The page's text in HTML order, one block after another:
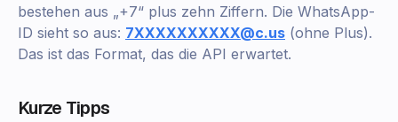
bestehen aus „+7“ plus zehn Ziffern. Die WhatsApp-
ID sieht so aus: 7XXXXXXXXXX@c.us (ohne Plus).
Das ist das Format, das die API erwartet.
Kurze Tipps